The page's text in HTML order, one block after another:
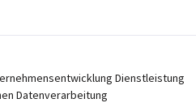
Dienstleistung
Datenverarbeitung